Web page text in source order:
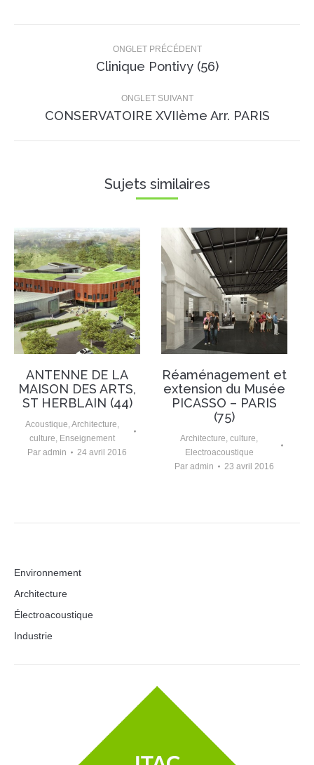
commentaire
ONGLET PRÉCÉDENT
Onglet
Clinique Pontivy (56)
ONGLET SUIVANT
Projets
CONSERVATOIRE XVIIème Arr. PARIS
Sujets similaires
ANTENNE DE LA
MAISON DES ARTS,
ST HERBLAIN (44)
Acoustique,Architecture,
culture, Enseignement
Par admin 24 avril 2016
Réaménagement et
extension du Musée
PICASSO – PARIS
(75)
Architecture, culture,
Electroacoustique
Par admin 23 avril 2016
Environnement
Architecture
Électroacoustique
Industrie